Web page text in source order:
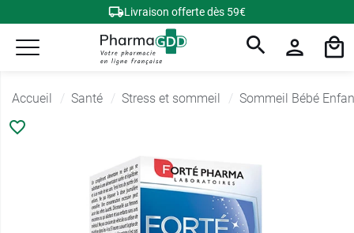
Livraison offerte dès 59€
Accueil Santé Stress et sommeil Sommeil Bébé